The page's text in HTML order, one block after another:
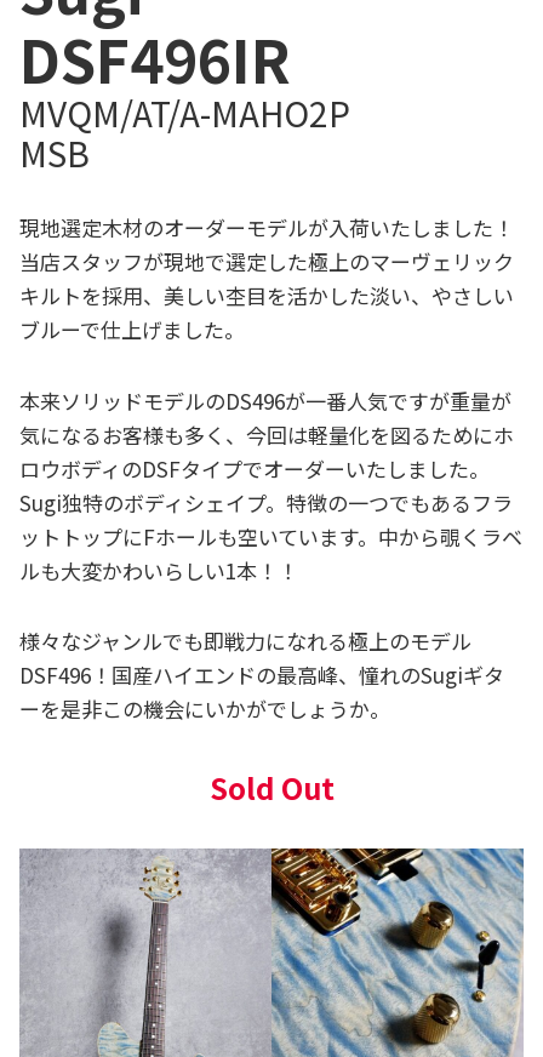
DSF496IR
MVQM/AT/A-MAHO2P
MSB
現地選定木材のオーダーモデルが入荷いたしました！
当店スタッフが現地で選定した極上のマーヴェリック
キルトを採用、美しい杢目を活かした淡い、やさしい
ブルーで仕上げました。
本来ソリッドモデルのDS496が一番人気ですが重量が
気になるお客様も多く、今回は軽量化を図るためにホ
ロウボディのDSFタイプでオーダーいたしました。
Sugi独特のボディシェイプ。特徴の一つでもあるフラ
ットトップにFホールも空いています。中から覗くラベ
ルも大変かわいらしい1本！！
様々なジャンルでも即戦力になれる極上のモデル
DSF496！国産ハイエンドの最高峰、憧れのSugiギタ
ーを是非この機会にいかがでしょうか。
Sold Out